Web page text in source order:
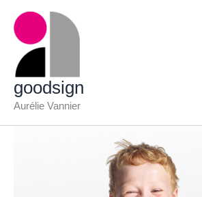
contenu
goodsign
Aurélie Vannier